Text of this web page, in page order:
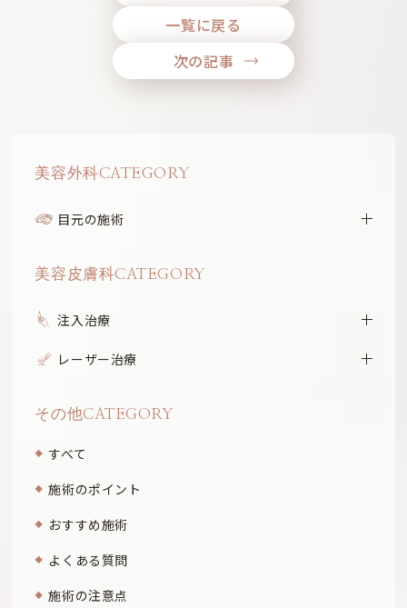
一覧に戻る
次の記事
美容外科CATEGORY
目元の施術
美容皮膚科CATEGORY
注入治療
レーザー治療
その他CATEGORY
すべて
施術のポイント
おすすめ施術
よくある質問
施術の注意点